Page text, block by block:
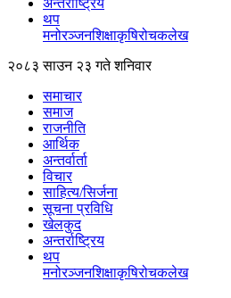
अन्तर्राष्ट्रिय
थप
मनोरञ्‍जनशिक्षाकृषिरोचकलेख
२०८३ साउन २३ गते शनिवार
समाचार
समाज
राजनीति
आर्थिक
अन्तर्वार्ता
विचार
साहित्य/सिर्जना
सूचना प्रविधि
खेलकुद
अन्तर्राष्ट्रिय
थप
मनोरञ्‍जनशिक्षाकृषिरोचकलेख